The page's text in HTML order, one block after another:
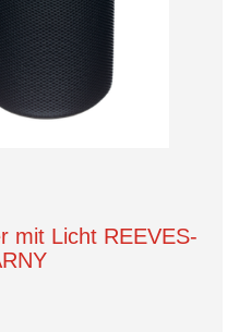
mit Licht REEVES-